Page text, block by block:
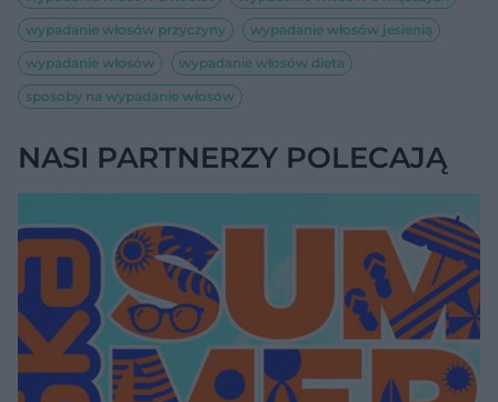
wypadanie włosów przyczyny
wypadanie włosów jesienią
wypadanie włosów
wypadanie włosów dieta
sposoby na wypadanie włosów
NASI PARTNERZY POLECAJĄ